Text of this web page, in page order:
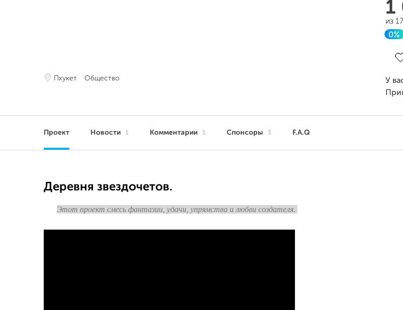
Пхукет Общество
1
из
0%
У
Проект Новости 1 Комментарии 1 Спонсоры 3 F.A.Q
Деревня звездочетов.
Этот проект смесь фантазии, удачи, упрямства и любви создателя.